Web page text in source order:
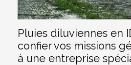
Pluies diluviennes en
confier vos missions
à une entreprise